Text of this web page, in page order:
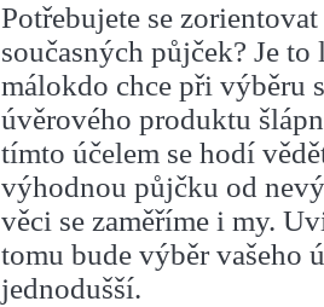
Potřebujete se
současných půjček? Je
málokdo chce při výběru
úvěrového produktu
tímto účelem se hodí
výhodnou půjčku od
věci se zaměříme i my.
tomu bude výběr vašeho
jednodušší.